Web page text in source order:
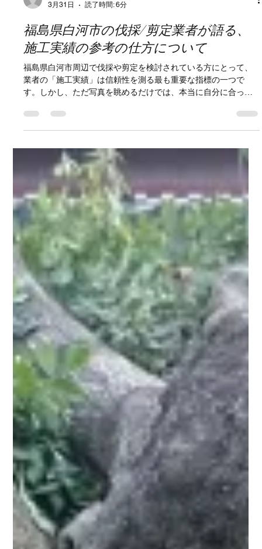
3月31日
読了時間: 6分
福島県白河市の伐採/剪定業者が語る、
施工実績の参考の仕方について
福島県白河市周辺で伐採や剪定を検討されている方にとって、
す。しかし、ただ写真を眺めるだけでは、本当に自分に合った
ための「施工実績のチェックポイント」を詳しく解説します。
福島県白河市の伐採・剪定業者が語る「施工実績」の正しい見
方と選び方 庭木の成長や放置された空き地の樹木、あるいは台
風などの自然災害への備えとして、伐採や剪定を検討する際、
多くの方が「施工実績」を参考にします。しかし、実績の
「数」だけを見て決めてしまうのは危険です。 白河市特有の環
境（強風、積雪、急斜面など）を考慮したとき、どのような実
績に注目すべきなのか。その極意を伝授します。 1. なぜ「施工
実績」が重要なのか？ 伐採・剪定業界において、施工実績は単
なる「過去の仕事の記録」ではありません。それは、その業者
が持つ**「技術力」「安全意識」「地域への適応力」**を証明す
る唯一の公表データです。 技術のミスマッチを防ぐ